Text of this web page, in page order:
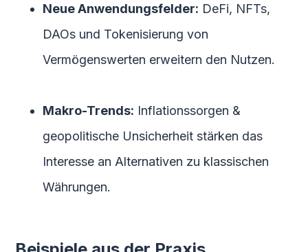
Neue Anwendungsfelder: DeFi, NFTs,
DAOs und Tokenisierung von
Vermögenswerten erweitern den Nutzen.
Makro-Trends: Inflationssorgen &
geopolitische Unsicherheit stärken das
Interesse an Alternativen zu klassischen
Währungen.